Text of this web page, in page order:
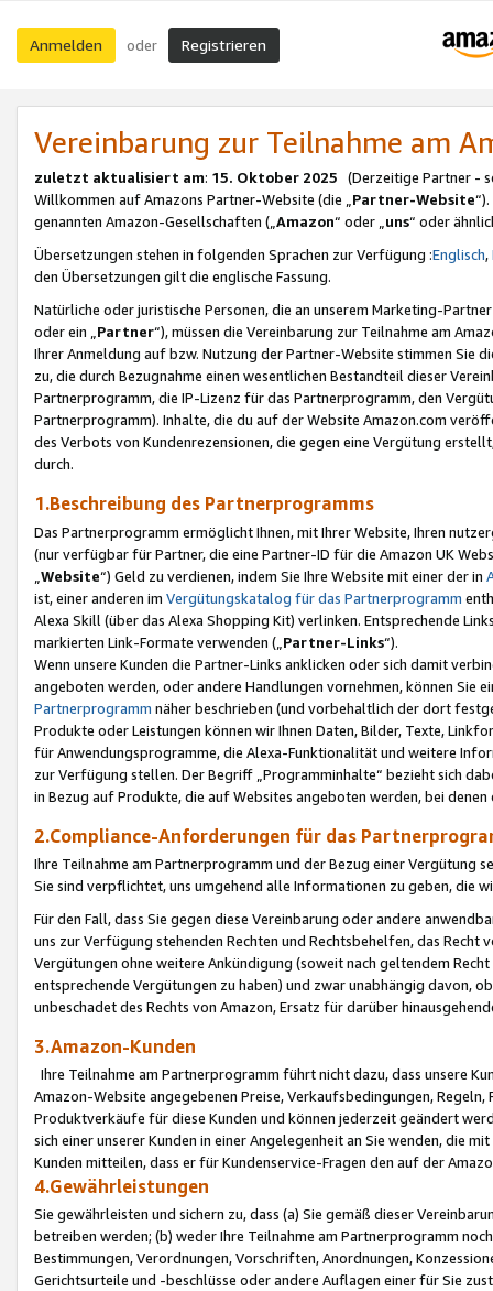
Anmelden oder Registrieren
Vereinbarung zur Teilnahme am
zuletzt aktualisiert am: 15. Oktober 2025 (Derzeitige Partner -
Willkommen auf Amazons Partner-Website (die „Partner-Website
genannten Amazon-Gesellschaften („Amazon“ oder „uns“ oder
Übersetzungen stehen in folgenden Sprachen zur Verfügung :Englisch,
den Übersetzungen gilt die englische Fassung.
Natürliche oder juristische Personen, die an unserem Marketing-
oder ein „Partner“), müssen die Vereinbarung zur Teilnahme am
Ihrer Anmeldung auf bzw. Nutzung der Partner-Website stimmen Sie
zu, die durch Bezugnahme einen wesentlichen Bestandteil dieser
Partnerprogramm, die IP-Lizenz für das Partnerprogramm, den
Partnerprogramm). Inhalte, die du auf der Website Amazon.com
des Verbots von Kundenrezensionen, die gegen eine Vergütung
durch.
1.Beschreibung des Partnerprogramms
Das Partnerprogramm ermöglicht Ihnen, mit Ihrer Website, Ihren
(nur verfügbar für Partner, die eine Partner-ID für die Amazon UK
Website“) Geld zu verdienen, indem Sie Ihre Website mit einer der in
ist, einer anderen im Vergütungskatalog für das Partnerprogramm
Alexa Skill (über das Alexa Shopping Kit) verlinken. Entsprechende
markierten Link-Formate verwenden („ Partner-Links“).
Wenn unsere Kunden die Partner-Links anklicken oder sich damit
angeboten werden, oder andere Handlungen vornehmen, können Sie
Partnerprogramm näher beschrieben (und vorbehaltlich der dort
Produkte oder Leistungen können wir Ihnen Daten, Bilder, Texte,
für Anwendungsprogramme, die Alexa-Funktionalität und weitere
zur Verfügung stellen. Der Begriff „Programminhalte“ bezieht sich
in Bezug auf Produkte, die auf Websites angeboten werden, bei
2.Compliance-Anforderungen für das
Ihre Teilnahme am Partnerprogramm und der Bezug einer Vergütung
Sie sind verpflichtet, uns umgehend alle Informationen zu geben, die
Für den Fall, dass Sie gegen diese Vereinbarung oder andere
uns zur Verfügung stehenden Rechten und Rechtsbehelfen, das
Vergütungen ohne weitere Ankündigung (soweit nach geltendem
entsprechende Vergütungen zu haben) und zwar unabhängig davon,
unbeschadet des Rechts von Amazon, Ersatz für darüber
3.Amazon-Kunden
Ihre Teilnahme am Partnerprogramm führt nicht dazu, dass unsere
Amazon-Website angegebenen Preise, Verkaufsbedingungen,
Produktverkäufe für diese Kunden und können jederzeit geändert
sich einer unserer Kunden in einer Angelegenheit an Sie wenden, die
Kunden mitteilen, dass er für Kundenservice-Fragen den auf der
4.Gewährleistungen
Sie gewährleisten und sichern zu, dass (a) Sie gemäß dieser
betreiben werden; (b) weder Ihre Teilnahme am Partnerprogramm
Bestimmungen, Verordnungen, Vorschriften, Anordnungen,
Gerichtsurteile und -beschlüsse oder andere Auflagen einer für Sie